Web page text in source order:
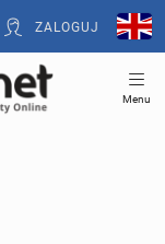
ZALOGUJ
Menu